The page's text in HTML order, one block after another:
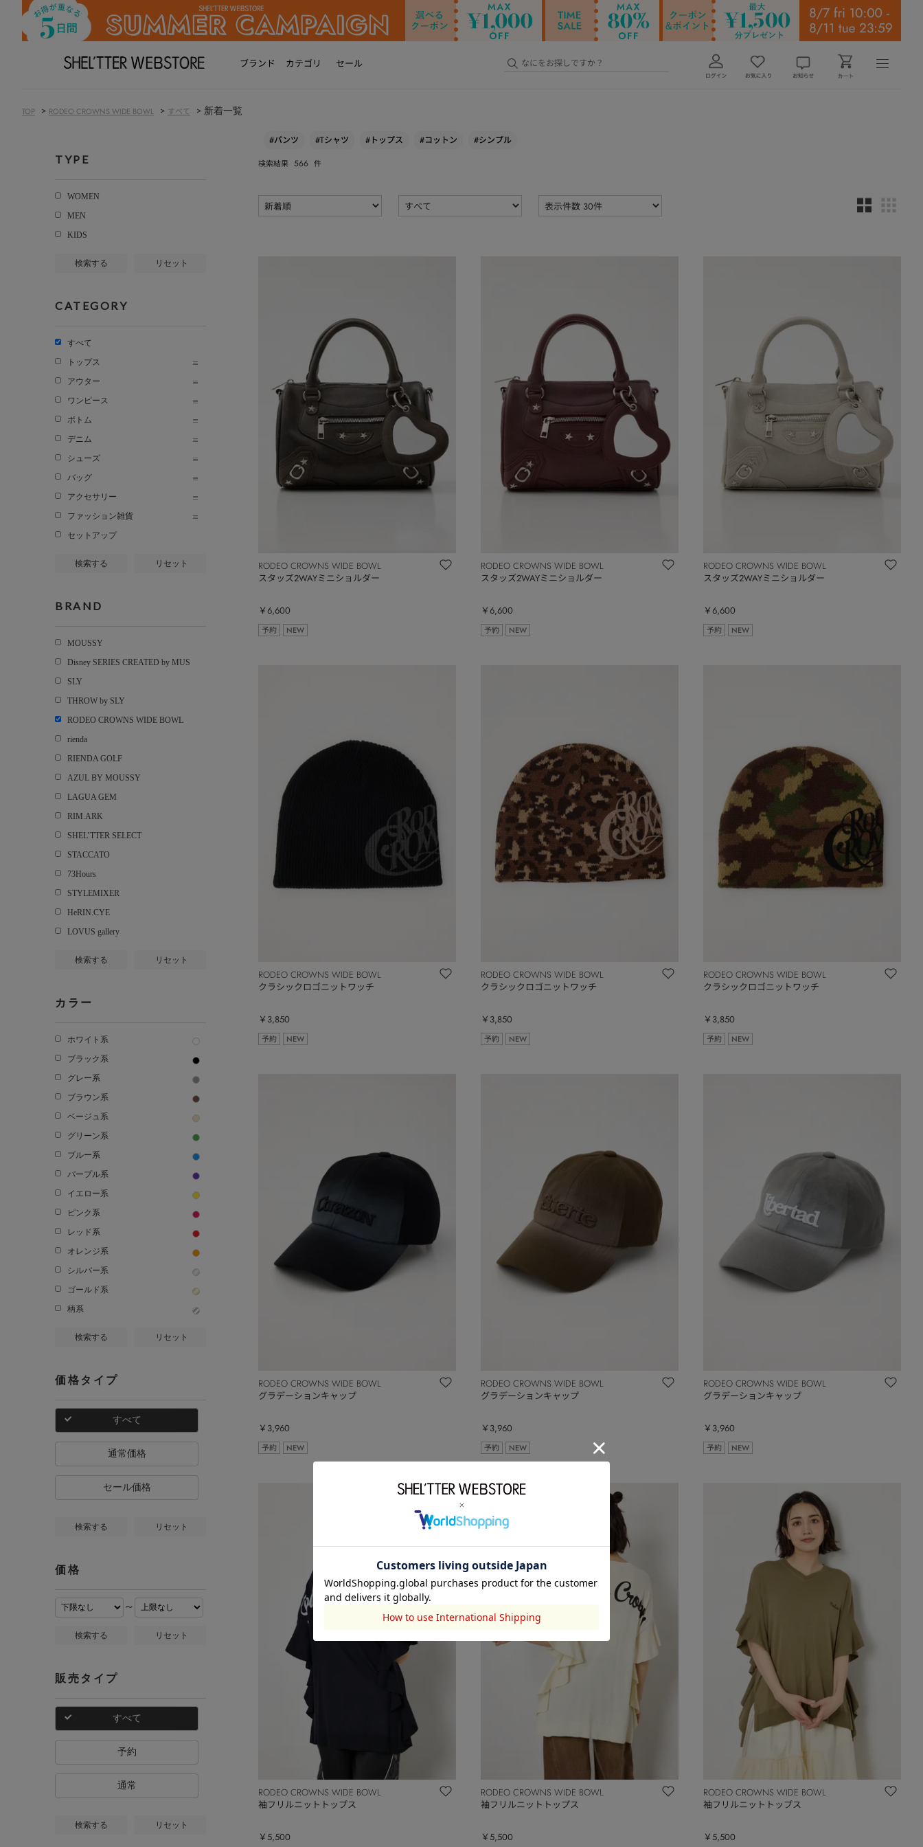
ブランド カテゴリ セール
TOP > RODEO CROWNS WIDE BOWL > すべて > 新着一覧
TYPE
WOMEN
MEN
KIDS
検索する リセット
CATEGORY
すべて
トップス
アウター
ワンピース
ボトム
デニム
シューズ
バッグ
アクセサリー
ファッション雑貨
セットアップ
検索する リセット
BRAND
MOUSSY
Disney SERIES CREATED by MUS
SLY
THROW by SLY
RODEO CROWNS WIDE BOWL
rienda
RIENDA GOLF
AZUL BY MOUSSY
LAGUA GEM
RIM.ARK
SHEL’TTER SELECT
STACCATO
73Hours
STYLEMIXER
HeRIN.CYE
LOVUS gallery
検索する リセット
カラー
ホワイト系
ブラック系
グレー系
ブラウン系
ベージュ系
グリーン系
ブルー系
パープル系
イエロー系
ピンク系
レッド系
オレンジ系
シルバー系
ゴールド系
柄系
検索する リセット
価格タイプ
すべて
通常価格
セール価格
検索する リセット
価格
～
検索する リセット
販売タイプ
すべて
予約
通常
検索する リセット
#パンツ #Tシャツ #トップス #コットン #シンプル
検索結果 566 件
RODEO CROWNS WIDE BOWL
スタッズ2WAYミニショルダー
￥6,600
予約 NEW
RODEO CROWNS WIDE BOWL
スタッズ2WAYミニショルダー
￥6,600
予約 NEW
RODEO CROWNS WIDE BOWL
スタッズ2WAYミニショルダー
￥6,600
予約 NEW
RODEO CROWNS WIDE BOWL
クラシックロゴニットワッチ
￥3,850
予約 NEW
RODEO CROWNS WIDE BOWL
クラシックロゴニットワッチ
￥3,850
予約 NEW
RODEO CROWNS WIDE BOWL
クラシックロゴニットワッチ
￥3,850
予約 NEW
RODEO CROWNS WIDE BOWL
グラデーションキャップ
￥3,960
予約 NEW
RODEO CROWNS WIDE BOWL
グラデーションキャップ
￥3,960
予約 NEW
RODEO CROWNS WIDE BOWL
グラデーションキャップ
￥3,960
予約 NEW
RODEO CROWNS WIDE BOWL
袖フリルニットトップス
￥5,500
RODEO CROWNS WIDE BOWL
袖フリルニットトップス
￥5,500
RODEO CROWNS WIDE BOWL
袖フリルニットトップス
￥5,500